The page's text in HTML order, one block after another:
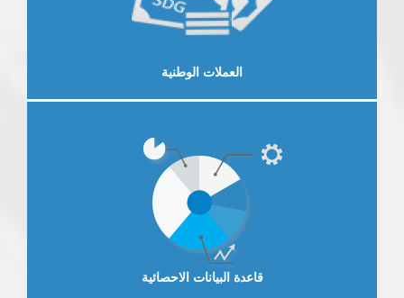
العرض الاقتصادي والمالي
إقرأ المزيد
العملات الوطنية
قاعدة البيانات الاحصائية